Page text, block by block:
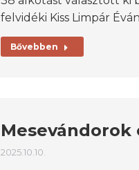
felvidéki Kiss Limpár
Bővebben
Mesevándorok
2025.10.10.